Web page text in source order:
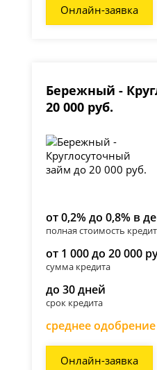
Онлайн-заявка
Бережный -
20 000 руб.
от 0,2% до 0,8% в
полная стоимость
от 1 000 до 20 000
сумма кредита
до 30 дней
срок кредита
среднее одобрение
Онлайн-заявка